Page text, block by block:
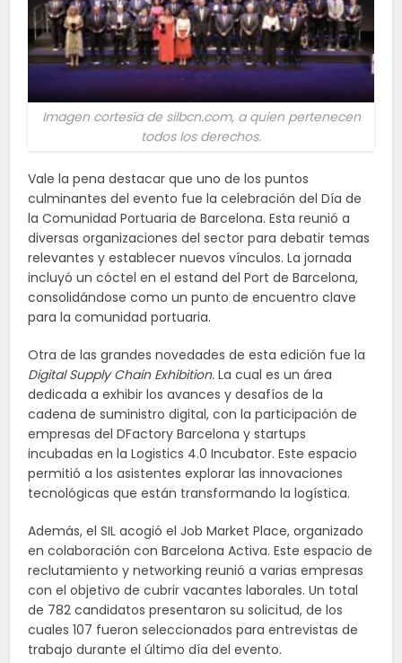
Imagen cortesía de silbcn.com, a quien pertenecen
todos los derechos.
Vale la pena destacar que uno de los puntos
culminantes del evento fue la celebración del Día de
la Comunidad Portuaria de Barcelona. Esta reunió a
diversas organizaciones del sector para debatir temas
relevantes y establecer nuevos vínculos. La jornada
incluyó un cóctel en el estand del Port de Barcelona,
consolidándose como un punto de encuentro clave
para la comunidad portuaria.
Otra de las grandes novedades de esta edición fue la
Digital Supply Chain Exhibition.La cual es un área
dedicada a exhibir los avances y desafíos de la
cadena de suministro digital, con la participación de
empresas del DFactory Barcelona y startups
incubadas en la Logistics 4.0 Incubator. Este espacio
permitió a los asistentes explorar las innovaciones
tecnológicas que están transformando la logística.
Además, el SIL acogió el Job Market Place, organizado
en colaboración con Barcelona Activa. Este espacio de
reclutamiento y networking reunió a varias empresas
con el objetivo de cubrir vacantes laborales. Un total
de 782 candidatos presentaron su solicitud, de los
cuales 107 fueron seleccionados para entrevistas de
trabajo durante el último día del evento.